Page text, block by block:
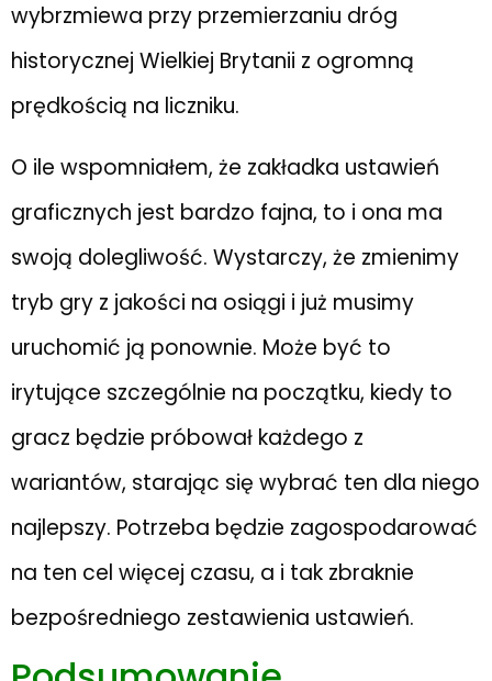
wybrzmiewa przy przemierzaniu dróg
historycznej Wielkiej Brytanii z ogromną
prędkością na liczniku.
O ile wspomniałem, że zakładka ustawień
graficznych jest bardzo fajna, to i ona ma
swoją dolegliwość. Wystarczy, że zmienimy
tryb gry z jakości na osiągi i już musimy
uruchomić ją ponownie. Może być to
irytujące szczególnie na początku, kiedy to
gracz będzie próbował każdego z
wariantów, starając się wybrać ten dla niego
najlepszy. Potrzeba będzie zagospodarować
na ten cel więcej czasu, a i tak zbraknie
bezpośredniego zestawienia ustawień.